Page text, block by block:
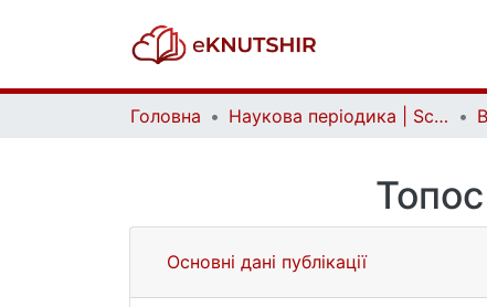
Головна Наукова періодика | Scientific periodicals
Основні дані публікації